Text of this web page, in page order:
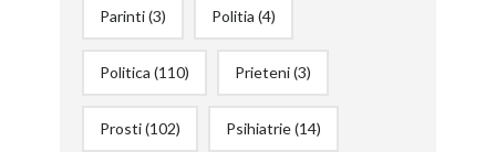
Parinti(3) Politia (4)
Politica (110) Prieteni(3)
Prosti(102) Psihiatrie(14)